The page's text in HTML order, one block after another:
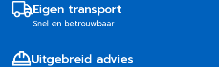
Eigen transport
Snel en betrouwbaar
Uitgebreid advies